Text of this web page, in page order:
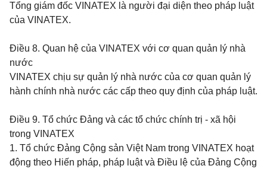
Tổng giám đốc VINATEX là người đại diện theo pháp luật
của VINATEX.
Điều 8. Quan hệ của VINATEX với cơ quan quản lý nhà
nước
VINATEX chịu sự quản lý nhà nước của cơ quan quản lý
hành chính nhà nước các cấp theo quy định của pháp luật.
Điều 9. Tổ chức Đảng và các tổ chức chính trị - xã hội
trong VINATEX
1. Tổ chức Đảng Cộng sản Việt Nam trong VINATEX hoạt
động theo Hiến pháp, pháp luật và Điều lệ của Đảng Cộng